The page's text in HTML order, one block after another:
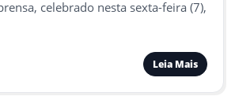
celebrado nesta sexta-feira (7),
Leia Mais